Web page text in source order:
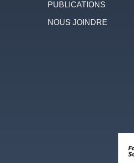
PUBLICATIONS
NOUS JOINDRE